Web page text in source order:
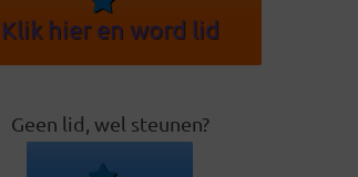
Klik hier en word lid
Geen lid, wel steunen?